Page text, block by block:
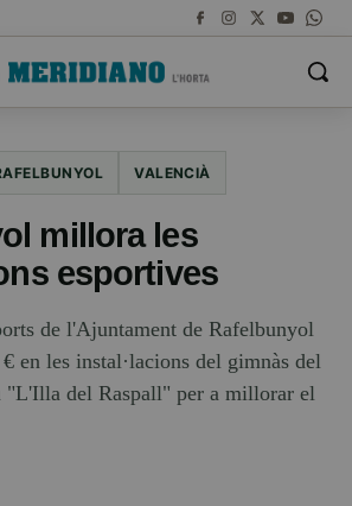
VALENCIÀ
millora les
esportives
de l'Ajuntament de Rafelbunyol
en les instal·lacions del gimnàs del
"L'Illa del Raspall" per a millorar el